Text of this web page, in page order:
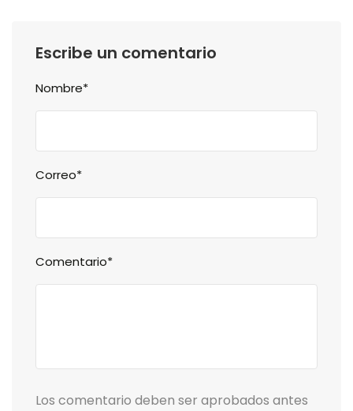
Escribe un comentario
Nombre*
Correo*
Comentario*
Los comentario deben ser aprobados antes